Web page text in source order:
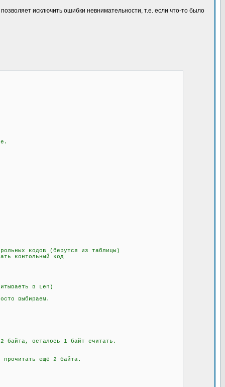
исключить ошибки невнимательности, т.е. если что-то было
кодов (берутся из таблицы)
контольный код
в Len)
выбираем.
осталось 1 байт считать.
ещё 2 байта.